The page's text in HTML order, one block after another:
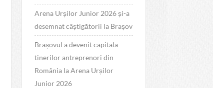
Arena Urșilor Junior 2026 și-a
desemnat câștigătorii la Brașov
Brașovul a devenit capitala
tinerilor antreprenori din
România la Arena Urșilor
Junior 2026